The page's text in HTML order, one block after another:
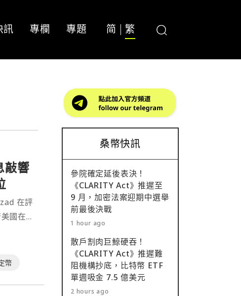
訊 專欄 專題 简 繁
敲響
在評
國在穩
體系中
幣
桑幣快訊
參院確定延後表決！
《CLARITY Act》推遲至
9 月，加密法案迎期中選舉
前最後決戰
1 hour ago
散戶割肉巨鯨硬吞！
《CLARITY Act》推遲難
阻機構抄底，比特幣 ETF
單週吸金 7.5 億美元
2 hours ago